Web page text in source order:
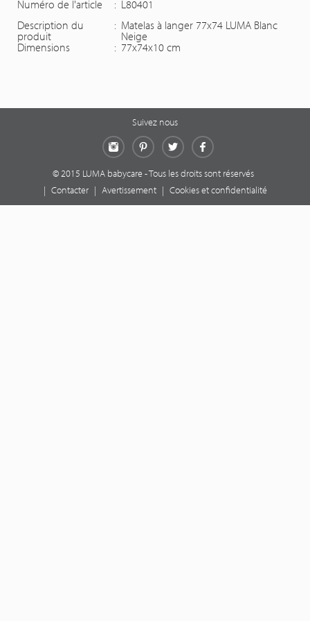
Numéro de l'article : L80401
Description du
produit
: Matelas à langer 77x74 LUMA Blanc
Neige
Dimensions
: 77x74x10 cm
Suivez nous
Pinterest TwitterFacebook
© 2015 LUMA babycare - Tous les droits sont réservés
| Contacter | Avertissement | Cookies et confidentialité